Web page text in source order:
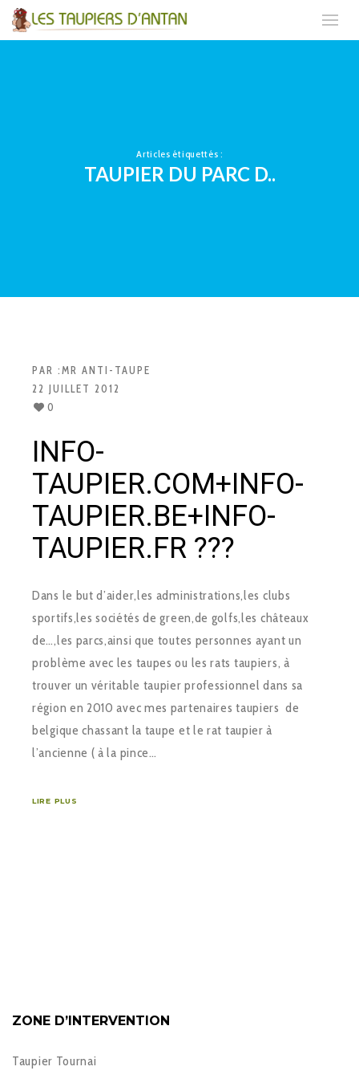
Articles étiquettés :
TAUPIER DU PARC D..
PAR :MR ANTI-TAUPE
22 JUILLET 2012
0
INFO-
TAUPIER.COM+INFO-
TAUPIER.BE+INFO-
TAUPIER.FR ???
Dans le but d’aider,les administrations,les clubs
sportifs,les sociétés de green,de golfs,les châteaux
de…,les parcs,ainsi que toutes personnes ayant un
problème avec les taupes ou les rats taupiers, à
trouver un véritable taupier professionnel dans sa
région en 2010 avec mes partenaires taupiers de
belgique chassant la taupe et le rat taupier à
l’ancienne ( à la pince…
LIRE PLUS
ZONE D’INTERVENTION
Taupier Tournai